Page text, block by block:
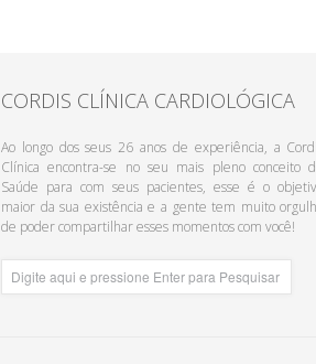
CORDIS CLÍNICA CARDIOLÓGICA
Ao longo dos seus 26 anos de experiência, a
Clínica encontra-se no seu mais pleno conceito
Saúde para com seus pacientes, esse é o
maior da sua existência e a gente tem muito
de poder compartilhar esses momentos com você!